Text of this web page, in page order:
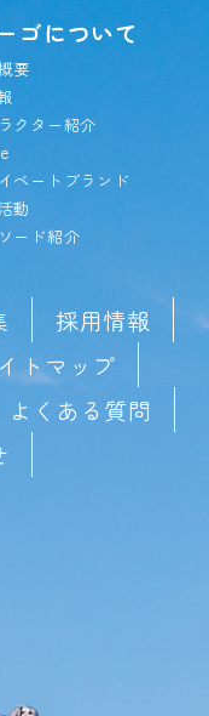
ゴについて
要
クター紹介
ベートブランド
動
ード紹介
採用情報
トマップ
よくある質問